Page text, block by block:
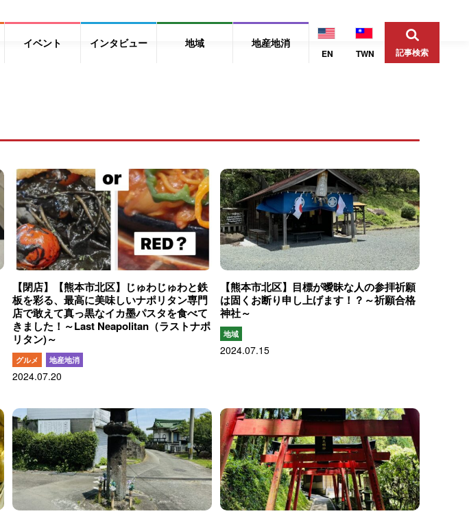
イベント インタビュー 地域 地産地消
EN TWN 記事検索
【閉店】【熊本市北区】じゅわじゅわと鉄
板を彩る、最高に美味しいナポリタン専門
店で敢えて真っ黒なイカ墨パスタを食べて
きました！～Last Neapolitan（ラストナポ
リタン)～
グルメ 地産地消
2024.07.20
【熊本市北区】目標が曖昧な人の参拝祈願
は固くお断り申し上げます！？～祈願合格
神社～
地域
2024.07.15